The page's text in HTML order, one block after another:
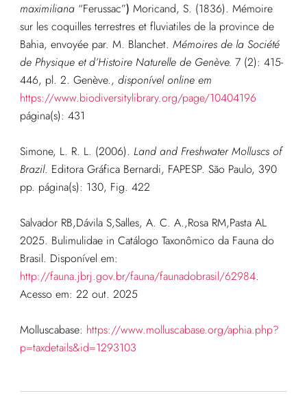
maximiliana“Ferussac”) Moricand, S. (1836). Mémoire
sur les coquilles terrestres et fluviatiles de la province de
Bahia, envoyée par. M. Blanchet. Mémoires de la Société
de Physique et d’Histoire Naturelle de Genève. 7 (2): 415-
446, pl. 2. Genève., disponível online em
https://www.biodiversitylibrary.org/page/10404196
página(s): 431
Simone, L. R. L. (2006). Land and Freshwater Molluscs of
Brazil. Editora Gráfica Bernardi, FAPESP. São Paulo, 390
pp. página(s): 130, Fig. 422
Salvador RB,Dávila S,Salles, A. C. A.,Rosa RM,Pasta AL
2025. Bulimulidae in Catálogo Taxonômico da Fauna do
Brasil. Disponível em:
http://fauna.jbrj.gov.br/fauna/faunadobrasil/62984.
Acesso em: 22 out. 2025
Molluscabase: https://www.molluscabase.org/aphia.php?
p=taxdetails&id=1293103